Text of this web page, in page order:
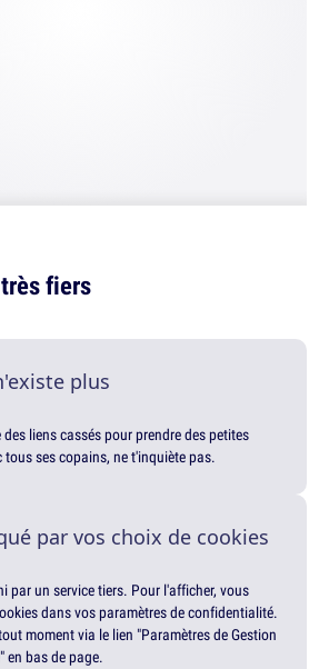
fiers
plus
liens cassés pour prendre des petites
tous ses copains, ne t'inquiète pas.
par vos choix de cookies
par un service tiers. Pour l'afficher, vous
dans vos paramètres de confidentialité.
moment via le lien "Paramètres de Gestion
en bas de page.